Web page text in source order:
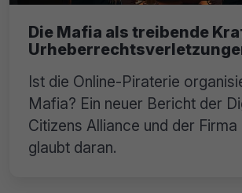
Die Mafia als treibende
Ist die Online-Piraterie
Mafia? Ein neuer Bericht der
Citizens Alliance und der Firma
glaubt daran.